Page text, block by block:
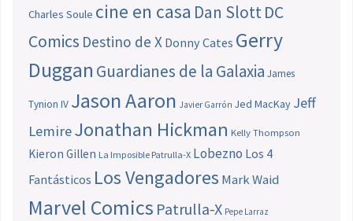
Charles Soule cine en casa Dan SlottDC
Comics Destino de X Donny Cates Gerry
Duggan Guardianes de la Galaxia James
Tynion IV Jason Aaron Javier Garrón Jed MacKay Jeff
LemireJonathan Hickman Kelly Thompson
Kieron Gillen La Imposible Patrulla-X Lobezno Los 4
Fantásticos Los Vengadores Mark Waid
Marvel Comics Patrulla-X Pepe Larraz